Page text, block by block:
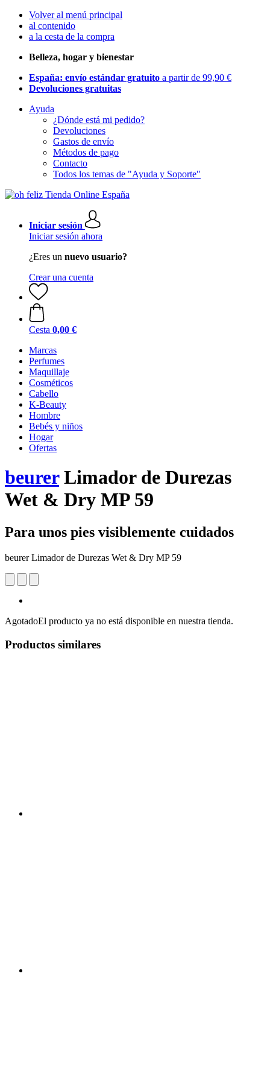
Volver al menú principal
al contenido
a la cesta de la compra
Belleza, hogar y bienestar
España: envío estándar gratuito a partir de 99,90 €
Devoluciones gratuitas
Ayuda
¿Dónde está mi pedido?
Devoluciones
Gastos de envío
Métodos de pago
Contacto
Todos los temas de "Ayuda y Soporte"
Iniciar sesión
Iniciar sesión ahora
¿Eres un nuevo usuario?
Crear una cuenta
Cesta 0,00 €
Marcas
Perfumes
Maquillaje
Cosméticos
Cabello
K-Beauty
Hombre
Bebés y niños
Hogar
Ofertas
beurerLimador de Durezas
Wet & Dry MP 59
Para unos pies visiblemente cuidados
beurer Limador de Durezas Wet & Dry MP 59
AgotadoEl producto ya no está disponible en nuestra tienda.
Productos similares